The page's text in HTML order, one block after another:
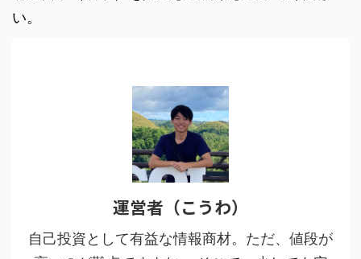
い。
運営者（こうわ）
自己投資として有益な情報商材。ただ、値段が